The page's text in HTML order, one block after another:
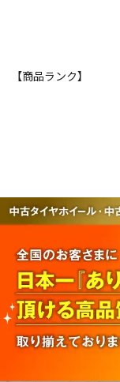
【商品ランク】